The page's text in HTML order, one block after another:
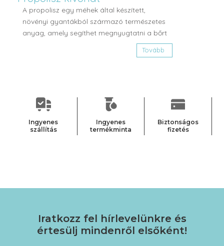
A propolisz egy méhek által készített,
növényi gyantákból származó természetes
anyag, amely segíthet megnyugtatni a bőrt
Tovább
Ingyenes
szállítás
Ingyenes
termékminta
Biztonságos
fizetés
Iratkozz fel hírlevelünkre és
értesülj mindenről elsőként!